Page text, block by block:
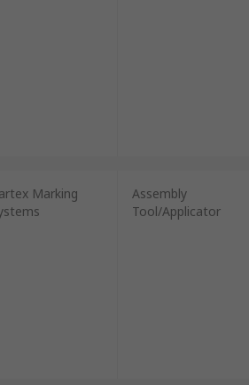
Marking
Assembly
Tool/Applicator